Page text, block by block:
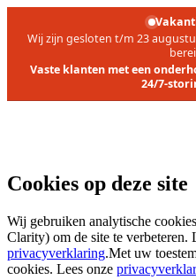
Wij zijn gesloten t/m 23
Vaste klanten met een
24/7-
Cookies op deze site
Wij gebruiken analytische
Clarity) om de site te verbeteren.
privacyverklaring.Met uw
cookies. Lees onze